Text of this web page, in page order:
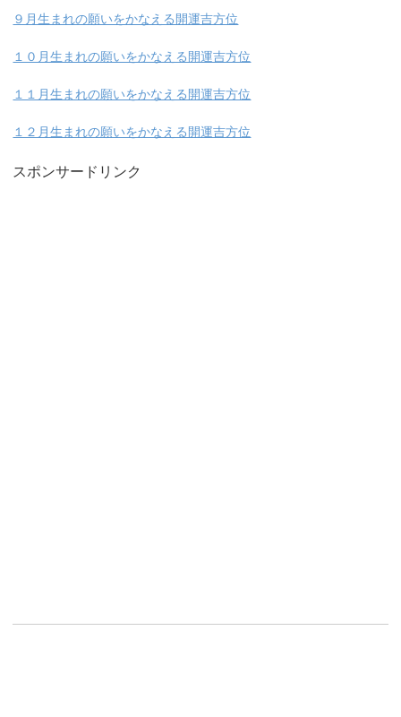
９月生まれの願いをかなえる開運吉方位
１０月生まれの願いをかなえる開運吉方位
１１月生まれの願いをかなえる開運吉方位
１２月生まれの願いをかなえる開運吉方位
スポンサードリンク